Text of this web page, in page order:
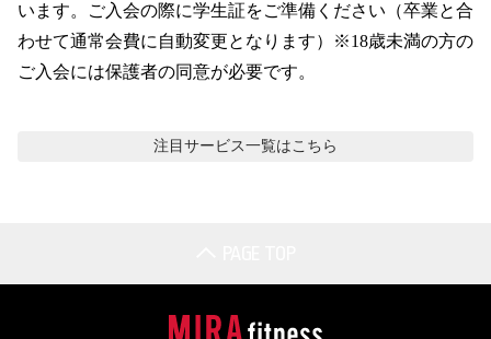
います。ご入会の際に学生証をご準備ください（卒業と合
わせて通常会費に自動変更となります）※18歳未満の方の
ご入会には保護者の同意が必要です。
注目サービス一覧はこちら